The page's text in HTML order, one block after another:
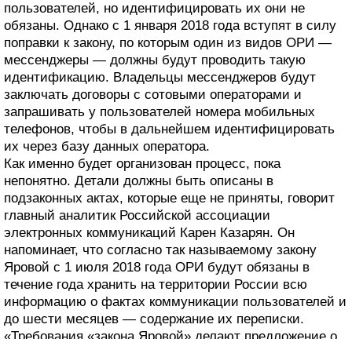
пользователей, но идентифицировать их они не
обязаны. Однако с 1 января 2018 года вступят в силу
поправки к закону, по которым один из видов ОРИ —
мессенджеры — должны будут проводить такую
идентификацию. Владельцы мессенджеров будут
заключать договоры с сотовыми операторами и
запрашивать у пользователей номера мобильных
телефонов, чтобы в дальнейшем идентифицировать
их через базу данных оператора.
Как именно будет организован процесс, пока
непонятно. Детали должны быть описаны в
подзаконных актах, которые еще не приняты, говорит
главный аналитик Российской ассоциации
электронных коммуникаций Карен Казарян. Он
напоминает, что согласно так называемому закону
Яровой с 1 июля 2018 года ОРИ будут обязаны в
течение года хранить на территории России всю
информацию о фактах коммуникации пользователей и
до шести месяцев — содержание их переписки.